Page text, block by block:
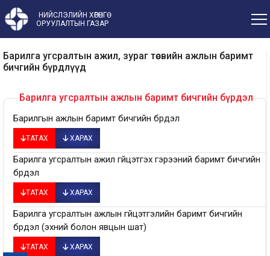
НИЙСЛЭЛИЙН ХӨРӨНГӨ
ОРУУЛАЛТЫН ГАЗАР
Барилга угсралтын ажил, зураг төсвийн ажлын баримт
бичгийн бүрдлүүд
Барилга угсралтын ажлын баримт бичгийн бүрдэл
Барилгын ажлын баримт бичгийн бүрдэл
ТАТАХ ХАРАХ
Барилга угсралтын ажил гүйцэтгэх гэрээний баримт бичгийн
бүрдэл
ТАТАХ ХАРАХ
Барилга угсралтын ажлын гүйцэтгэлийн баримт бичгийн
бүрдэл (эхний болон явцын шат)
ТАТАХ ХАРАХ